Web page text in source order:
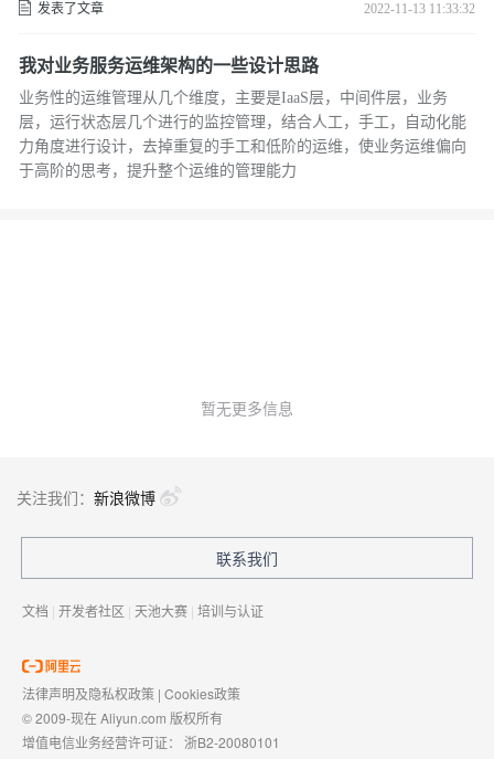
发表了文章 2022-11-13 11:33:32
我对业务服务运维架构的一些设计思路
业务性的运维管理从几个维度，主要是IaaS层，中间件层，业务
层，运行状态层几个进行的监控管理，结合人工，手工，自动化能
力角度进行设计，去掉重复的手工和低阶的运维，使业务运维偏向
于高阶的思考，提升整个运维的管理能力
暂无更多信息
关注我们： 新浪微博
联系我们
文档 | 开发者社区 | 天池大赛 | 培训与认证
法律声明及隐私权政策 | Cookies政策
© 2009-现在 Aliyun.com 版权所有
增值电信业务经营许可证： 浙B2-20080101